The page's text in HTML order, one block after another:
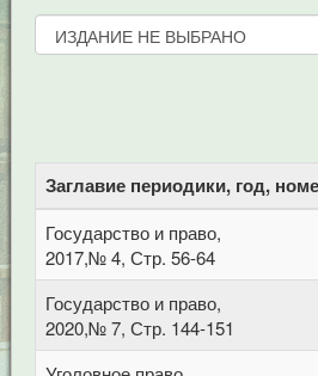
Заглавие периодики, год,
Государство и право,
2017,№ 4, Стр. 56-64
Государство и право,
2020,№ 7, Стр. 144-151